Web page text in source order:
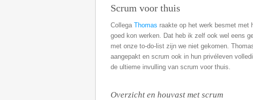
Scrum voor thuis
Collega Thomas raakte op het werk besmet
goed kon werken. Dat heb ik zelf ook wel eens
met onze to-do-list zijn we niet gekomen.
aangepakt en scrum ook in hun privéleven
de ultieme invulling van scrum voor thuis.
Overzicht en houvast met scrum